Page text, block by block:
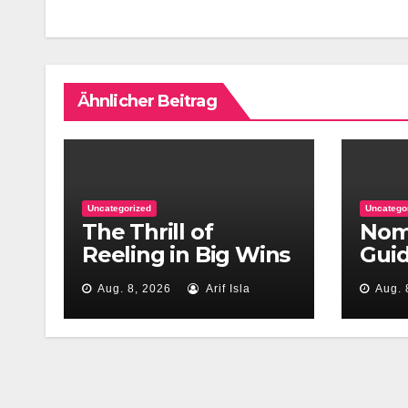
Ähnlicher Beitrag
Uncategorized
The Thrill of
Reeling in Big Wins
on the Greatest
Catch Slot
Aug. 8, 2026 Arif Isla
Slot
Aug.